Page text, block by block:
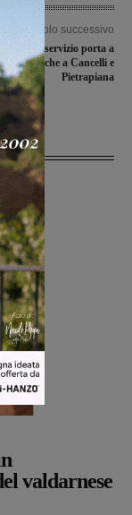
Articolo successivo
amplia il servizio porta a
anche a Cancelli e
Pietrapiana
valdarnese